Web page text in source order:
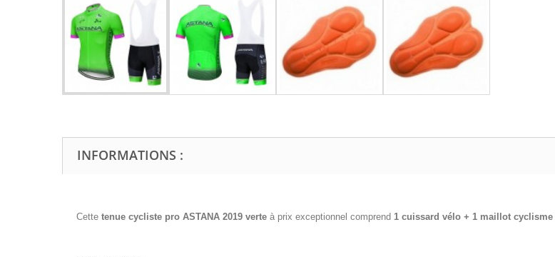
INFORMATIONS :
Cette tenue cycliste pro ASTANA 2019 verte à prix exceptionnel comprend 1 cuissard vélo + 1 maillot cyclisme